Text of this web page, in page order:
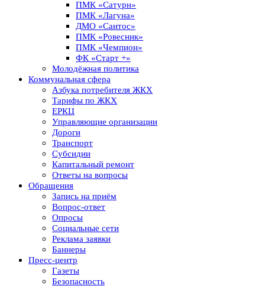
ПМК «Сатурн»
ПМК «Лагуна»
ДМО «Сантос»
ПМК «Ровесник»
ПМК «Чемпион»
ФК «Старт +»
Молодёжная политика
Коммунальная сфера
Азбука потребителя ЖКХ
Тарифы по ЖКХ
ЕРКЦ
Управляющие организации
Дороги
Транспорт
Субсидии
Капитальный ремонт
Ответы на вопросы
Обращения
Запись на приём
Вопрос-ответ
Опросы
Социальные сети
Реклама заявки
Баннеры
Пресс-центр
Газеты
Безопасность